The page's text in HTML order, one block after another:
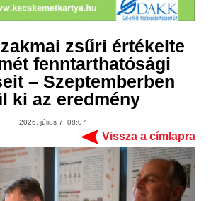
zsűri értékelte
fenntarthatósági
– Szeptemberben
ki az eredmény
2026. július 7. 08:07
Vissza a címlapra